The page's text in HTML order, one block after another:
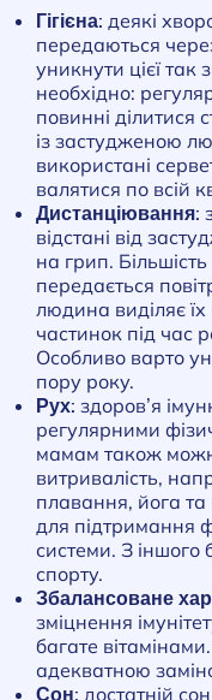
Гігієна: деякі
передаються
уникнути цієї так
необхідно:
повинні
із застудженою
використані
валятися по всій
Дистанціювання:
відстані від
на грип.
передається
людина виділяє їх
частинок під час
Особливо варто
пору року.
Рух: здоров’я
регулярними
мамам також
витривалість,
плавання, йога та
для підтримання
системи. З іншого
спорту.
Збалансоване
зміцнення
багате
адекватною
Сон: достатній